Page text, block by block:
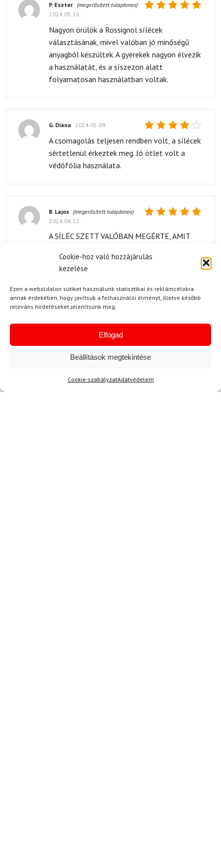
Cookie-hoz való hozzájárulás
kezelése
Ezen a weboldalon sütiket használunk statisztikai és reklámcélokra
annak érdekében, hogy javítsuk a felhasználói élményt, illetve később
releváns hirdetéseket jelenítsünk meg.
Elfogad
Beállítások megtekintése
Cookie-szabályzatAdatvédelem
5/ 5
P. Eszter (megerősített tulajdonos)
2024.05.16.
Nagyon örülök a Rossignol sílécek
választásának, mivel valóban jó minőségű
anyagból készültek. A gyerekek nagyon élvezik
a használatát, és a síszezon alatt
folyamatosan használatban voltak.
Értékelés:
/ 5
G. Diána 2024.05.09.
A csomagolás teljesen rendben volt, a sílécek
sértetlenül érkeztek meg. Jó ötlet volt a
védőfólia használata.
5/ 5
B. Lajos (megerősített tulajdonos)
2024.04.12.
A SÍLÉC SZETT VALÓBAN MEGÉRTE, AMIT
HASZNÁLJÁK ÉS JÓL ÉRZIK MAGUKAT
BENNE.
Kérdése van?